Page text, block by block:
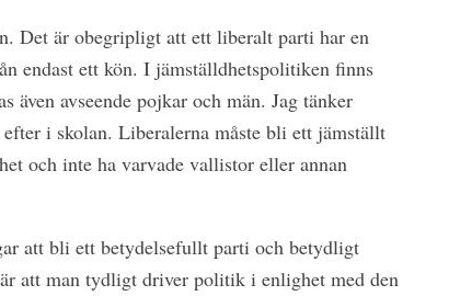
Det är obegripligt att ett liberalt parti har en
endast ett kön. I jämställdhetspolitiken finns
även avseende pojkar och män. Jag tänker
i skolan. Liberalerna måste bli ett jämställt
och inte ha varvade vallistor eller annan
att bli ett betydelsefullt parti och betydligt
att man tydligt driver politik i enlighet med den